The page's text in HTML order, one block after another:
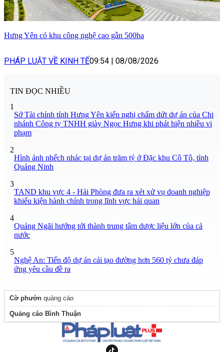
Hưng Yên có khu công nghệ cao gần 500ha
PHÁP LUẬT VỀ KINH TẾ09:54 | 08/08/2026
TIN ĐỌC NHIỀU
1
Sở Tài chính tỉnh Hưng Yên kiến nghị chấm dứt dự án của Chi
nhánh Công ty TNHH giày Ngọc Hưng khi phát hiện nhiều vi
phạm
2
Hình ảnh nhếch nhác tại dự án trăm tỷ ở Đặc khu Cô Tô, tỉnh
Quảng Ninh
3
TAND khu vực 4 - Hải Phòng đưa ra xét xử vụ doanh nghiệp
khiếu kiện hành chính trong lĩnh vực hải quan
4
Quảng Ngãi hướng tới thành trung tâm dược liệu lớn của cả
nước
5
Nghệ An: Tiến độ dự án cải tạo đường hơn 560 tỷ chưa đáp
ứng yêu cầu đề ra
Cờ phướn quảng cáo
Quảng cáo Bình Thuận